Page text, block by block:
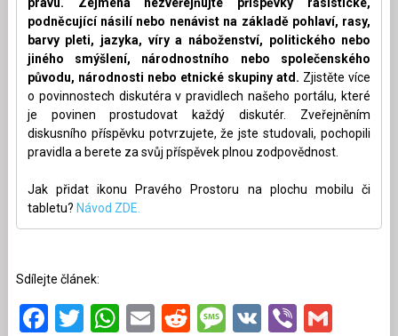
podněcující násilí nebo nenávist na základě pohlaví, rasy,
barvy pleti, jazyka, víry a náboženství, politického nebo
jiného smýšlení, národnostního nebo společenského
původu, národnosti nebo etnické skupiny atd. Zjistěte více
o povinnostech diskutéra v pravidlech našeho portálu, které
je povinen prostudovat každý diskutér. Zveřejněním
diskusního příspěvku potvrzujete, že jste studovali, pochopili
pravidla a berete za svůj příspěvek plnou zodpovědnost.
Jak přidat ikonu Pravého Prostoru na plochu mobilu či
tabletu? Návod ZDE.
Sdílejte článek:
Facebook
Twitter
WhatsApp
EmailRedditMessage
VKViber